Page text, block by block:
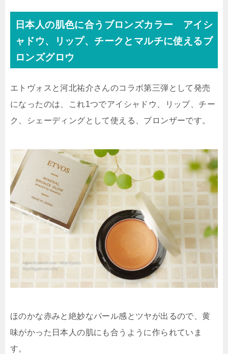
日本人の肌色に合うブロンズカラー アイシ
ャドウ、リップ、チークとマルチに使えるブ
ロンズグロウ
エトヴォスと河北祐介さんのコラボ第三弾として発売
になったのは、
これ1つでアイシャドウ、リップ、チー
ク、シェーディングとして使える、ブロンザーです。
ほのかな赤みと絶妙なパール感とツヤが出るので、黄
味がかった日本人の肌にも合うように作られていま
す。